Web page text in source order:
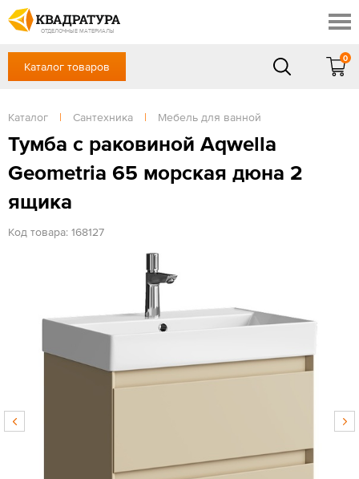
ОТДЕЛОЧНЫЕ МАТЕРИАЛЫ
Профи
Контакты
Доставка и оплата
Выставочный зал
Готовые решения
Отзывы
+7 (861) 217-94-70
Сб, Вс — выходной
ЗАКАЗАТЬ ЗВОНОК
Вход / Регистрация
Каталог товаров
0
Каталог | Сантехника | Мебель для ванной
Тумба с раковиной Aqwella
Geometria 65 морская дюна 2
ящика
Код товара: 168127